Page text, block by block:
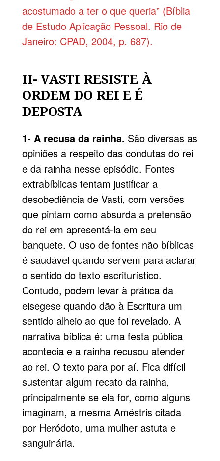
acostumado a ter o que queria” (Bíblia
de Estudo Aplicação Pessoal. Rio de
Janeiro: CPAD, 2004, p. 687).
II- VASTI RESISTE À
ORDEM DO REI E É
DEPOSTA
1- A recusa da rainha. São diversas as
opiniões a respeito das condutas do rei
e da rainha nesse episódio. Fontes
extrabíblicas tentam justificar a
desobediência de Vasti, com versões
que pintam como absurda a pretensão
do rei em apresentá-la em seu
banquete. O uso de fontes não bíblicas
é saudável quando servem para aclarar
o sentido do texto escriturístico.
Contudo, podem levar à prática da
eisegese quando dão à Escritura um
sentido alheio ao que foi revelado. A
narrativa bíblica é: uma festa pública
acontecia e a rainha recusou atender
ao rei. O texto para por aí. Fica difícil
sustentar algum recato da rainha,
principalmente se ela for, como alguns
imaginam, a mesma Améstris citada
por Heródoto, uma mulher astuta e
sanguinária.